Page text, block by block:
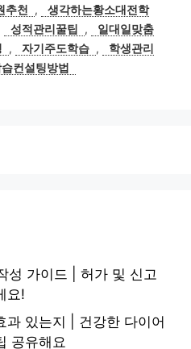
추천 ,
생각하는황소대전학
성적관리꿀팁 ,
일대일맞춤
, 자기주도학습 ,
학생관리
컨설팅방법
성 가이드 | 허가 및 신고
요!
과 있는지 | 건강한 다이어
공유해요